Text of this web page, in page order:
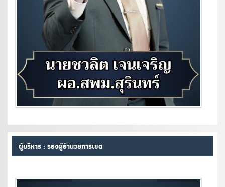
ผู้บริหาร : รองผู้อำนวยการเขต